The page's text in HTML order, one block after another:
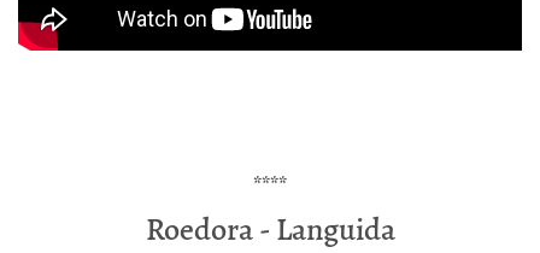
****
Roedora - Languida